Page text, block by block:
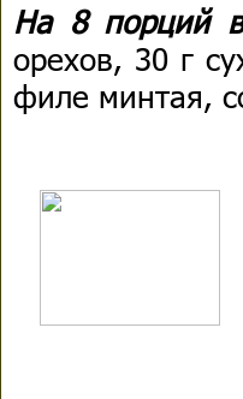
На 8 порций
орехов, 30 г
филе минтая,